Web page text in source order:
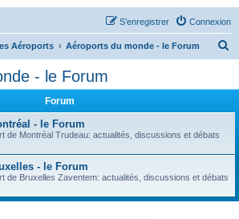
Connexion
S’enregistrer
Aéroports Aéroports du monde - le Forum
e
- le Forum
Forum
- le Forum
de Montréal Trudeau: actualités, discussions et débats
- le Forum
de Bruxelles Zaventem: actualités, discussions et débats